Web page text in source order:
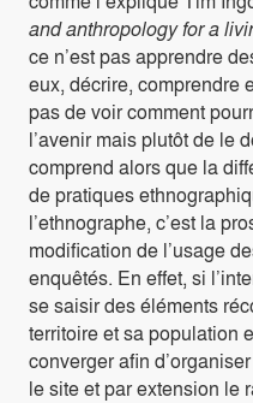
and anthropology for a
ce n’est pas apprendre
eux, décrire, comprendre
pas de voir comment
l’avenir mais plutôt de le
comprend alors que la
de pratiques
l’ethnographe, c’est la
modification de l’usage
enquêtés. En effet, si
se saisir des éléments
territoire et sa population
converger afin
le site et par extension le